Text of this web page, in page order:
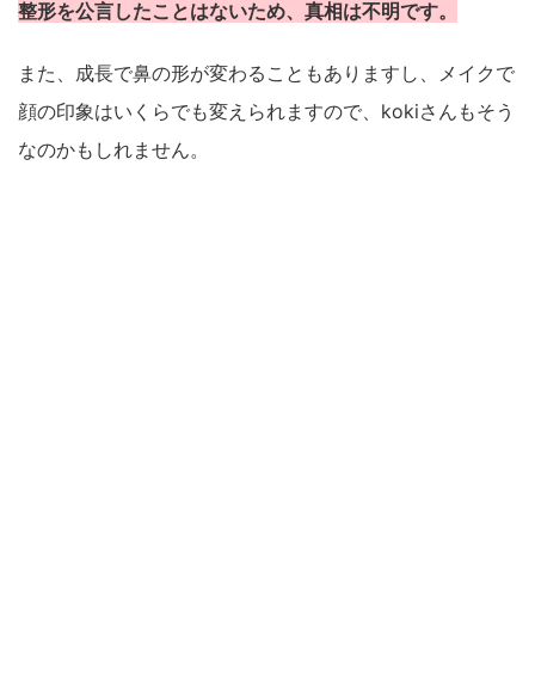
整形を公言したことはないため、真相は不明です。
また、成長で鼻の形が変わることもありますし、メイクで
顔の印象はいくらでも変えられますので、kokiさんもそう
なのかもしれません。